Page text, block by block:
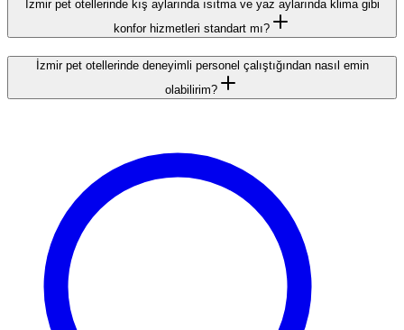
İzmir pet otellerinde kış aylarında ısıtma ve yaz aylarında klima gibi
konfor hizmetleri standart mı?
İzmir pet otellerinde deneyimli personel çalıştığından nasıl emin
olabilirim?